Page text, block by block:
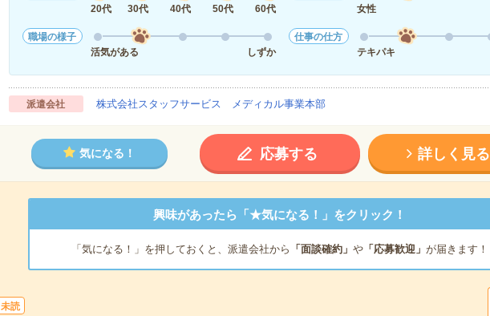
20代
30代 40代 50代 60代
女性
職場の様子
活気がある
しずか
仕事の仕方
テキパキ
派遣会社 株式会社スタッフサービス メディカル事業本部
気になる！ 応募する 詳しく見る
興味があったら「★気になる！」をクリック！
「気になる！」を押しておくと、派遣会社から 「面談確約」 や「応募歓迎」 が届きます！
未読